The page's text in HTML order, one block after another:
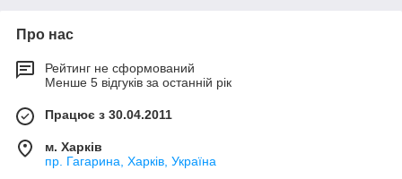
Про нас
Рейтинг не сформований
Менше 5 відгуків за останній рік
Працює з 30.04.2011
м. Харків
пр. Гагарина, Харків, Україна